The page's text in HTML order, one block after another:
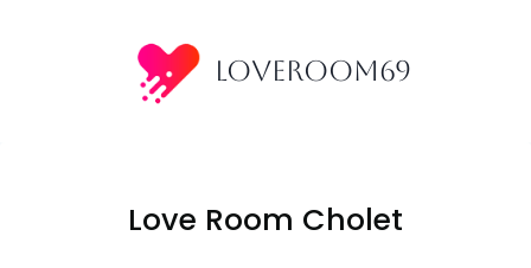
LoveRoom69
Love Room Cholet